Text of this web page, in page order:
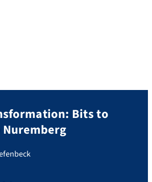
Bits to
Nuremberg